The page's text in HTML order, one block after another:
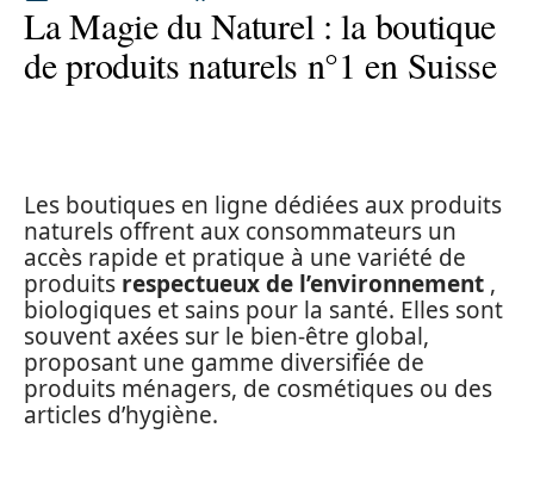
La Magie du Naturel : la boutique
de produits naturels n°1 en Suisse
Les boutiques en ligne dédiées aux produits
naturels offrent aux consommateurs un
accès rapide et pratique à une variété de
produits respectueux de l’environnement ,
biologiques et sains pour la santé. Elles sont
souvent axées sur le bien-être global,
proposant une gamme diversifiée de
produits ménagers, de cosmétiques ou des
articles d’hygiène.